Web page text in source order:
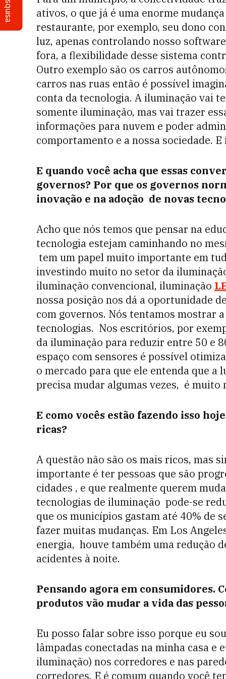
ativos, o que já é uma enorme
restaurante, por exemplo, seu dono
luz, apenas controlando nosso
fora, a flexibilidade desse sistema
Outro exemplo são os carros
carros nas ruas então é possível
conta da tecnologia. A iluminação vai
somente iluminação, mas vai trazer
informações para nuvem e poder
comportamento e a nossa sociedade.
E quando você acha que essas
governos? Por que os governos
inovação e na adoção de novas
Acho que nós temos que pensar na
tecnologia estejam caminhando no
tem um papel muito importante em
investindo muito no setor da
iluminação convencional, iluminação
nossa posição nos dá a oportunidade
com governos. Nós tentamos mostrar
tecnologias. Nos escritórios, por
da iluminação para reduzir entre 50 e
espaço com sensores é possível
o mercado para que ele entenda que a
precisa mudar algumas vezes, é muito
E como vocês estão fazendo isso
ricas?
A questão não são os mais ricos, mas
importante é ter pessoas que são
cidades , e que realmente querem
tecnologias de iluminação pode-se
que os municípios gastam até 40% de
fazer muitas mudanças. Em Los
energia, houve também uma redução
acidentes à noite.
Pensando agora em consumidores.
produtos vão mudar a vida das
Eu posso falar sobre isso porque eu
lâmpadas conectadas na minha casa e
iluminação) nos corredores e nas
corredores. E é comum quando você